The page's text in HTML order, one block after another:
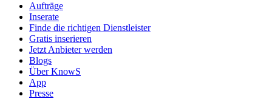
Aufträge
Inserate
Finde die richtigen Dienstleister
Gratis inserieren
Jetzt Anbieter werden
Blogs
Über KnowS
App
Presse